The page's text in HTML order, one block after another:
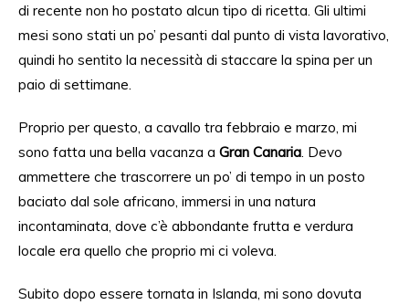
di recente non ho postato alcun tipo di ricetta. Gli ultimi
mesi sono stati un po’ pesanti dal punto di vista lavorativo,
quindi ho sentito la necessità di staccare la spina per un
paio di settimane.
Proprio per questo, a cavallo tra febbraio e marzo, mi
sono fatta una bella vacanza a Gran Canaria . Devo
ammettere che trascorrere un po’ di tempo in un posto
baciato dal sole africano, immersi in una natura
incontaminata, dove c’è abbondante frutta e verdura
locale era quello che proprio mi ci voleva.
Subito dopo essere tornata in Islanda, mi sono dovuta